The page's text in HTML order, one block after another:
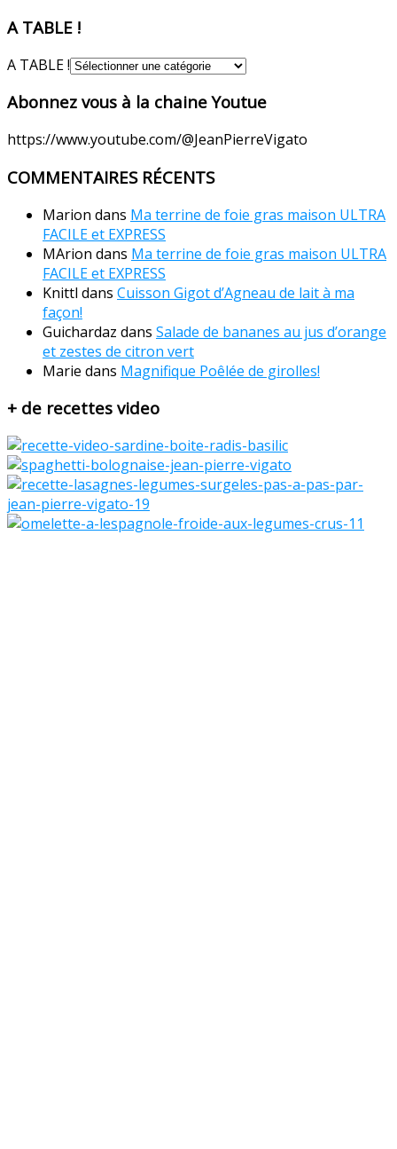
A TABLE !
A TABLE !
Abonnez vous à la chaine Youtue
https://www.youtube.com/@JeanPierreVigato
COMMENTAIRES RÉCENTS
Marion dans Ma terrine de foie gras maison ULTRA
FACILE et EXPRESS
MArion dans Ma terrine de foie gras maison ULTRA
FACILE et EXPRESS
Knittl dans Cuisson Gigot d’Agneau de lait à ma
façon!
Guichardaz dans Salade de bananes au jus d’orange
et zestes de citron vert
Marie dans Magnifique Poêlée de girolles!
+ de recettes video